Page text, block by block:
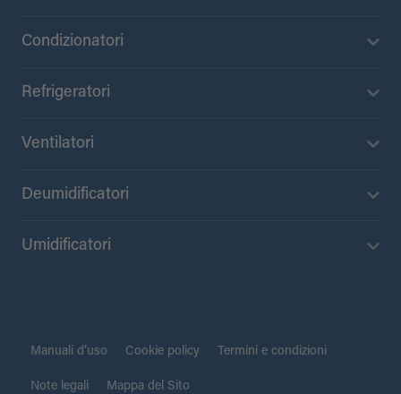
Condizionatori
Refrigeratori
Ventilatori
Deumidificatori
Umidificatori
Manuali d’uso Cookie policy Termini e condizioni
Note legali Mappa del Sito